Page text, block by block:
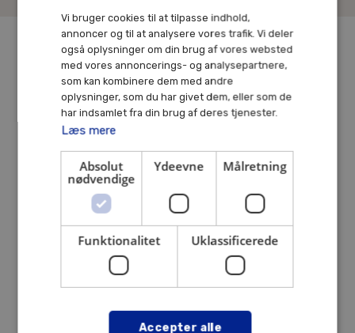
Vil du høre mere om dine muligheder?
Ring til os på
+45 33 36 89 99
Vi bruger cookies til at tilpasse indhold,
annoncer og til at analysere vores trafik. Vi deler
også oplysninger om din brug af vores websted
med vores annoncerings- og analysepartnere,
som kan kombinere dem med andre
oplysninger, som du har givet dem, eller som de
har indsamlet fra din brug af deres tjenester.
Læs mere
Absolut
nødvendige
Ydeevne Målretning
Funktionalitet Uklassificerede
Accepter alle